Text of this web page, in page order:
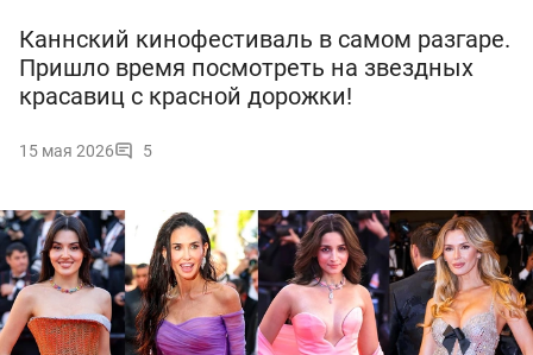
Каннский кинофестиваль в самом разгаре.
Пришло время посмотреть на звездных
красавиц с красной дорожки!
15 мая 2026 5